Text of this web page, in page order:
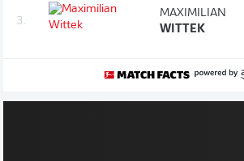
3.
MAXIMILIAN
WITTEK